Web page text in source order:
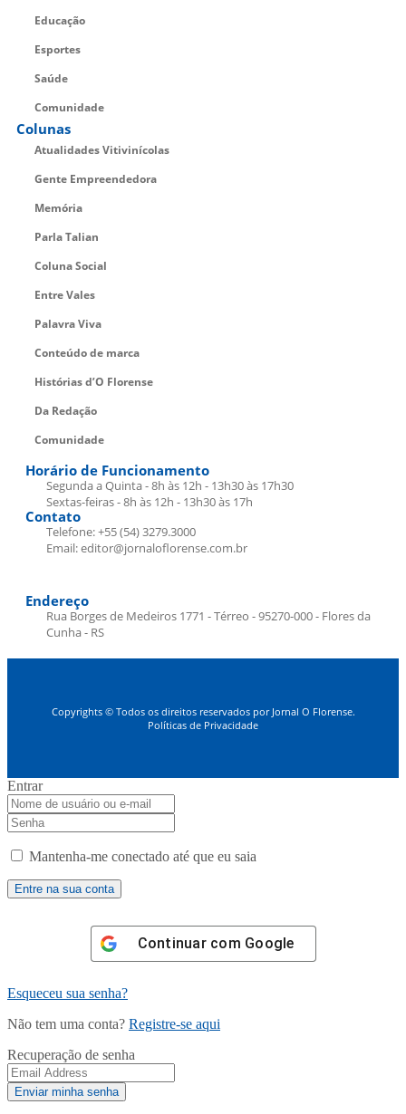
Educação
Esportes
Saúde
Comunidade
Colunas
Atualidades Vitivinícolas
Gente Empreendedora
Memória
Parla Talian
Coluna Social
Entre Vales
Palavra Viva
Conteúdo de marca
Histórias d’O Florense
Da Redação
Comunidade
Horário de Funcionamento
Segunda a Quinta - 8h às 12h - 13h30 às 17h30
Sextas-feiras - 8h às 12h - 13h30 às 17h
Contato
Telefone: +55 (54) 3279.3000
Email: editor@jornaloflorense.com.br
Endereço
Rua Borges de Medeiros 1771 - Térreo - 95270-000 - Flores da
Cunha - RS
Copyrights © Todos os direitos reservados por Jornal O Florense.
Políticas de Privacidade
Entrar
Mantenha-me conectado até que eu saia
Continuar com Google
Esqueceu sua senha?
Não tem uma conta? Registre-se aqui
Recuperação de senha